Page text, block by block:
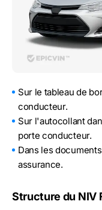
Sur le tableau de
conducteur.
Sur l'autocollant
porte conducteur.
Dans les
assurance.
Structure du NIV